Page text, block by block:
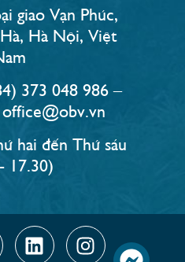
giao Vạn Phúc,
Hà Nội, Việt
373 048 986 –
hai đến Thứ sáu
17.30)